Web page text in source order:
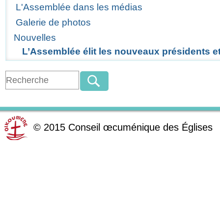
L'Assemblée dans les médias
Galerie de photos
Nouvelles
L’Assemblée élit les nouveaux présidents
© 2015 Conseil œcuménique des Églises